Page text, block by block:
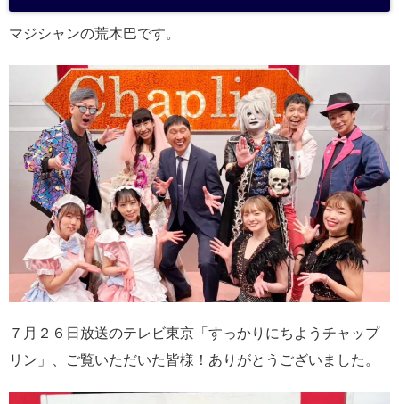
マジシャンの荒木巴です。
７月２６日放送のテレビ東京「すっかりにちようチャップ
リン」、ご覧いただいた皆様！ありがとうございました。